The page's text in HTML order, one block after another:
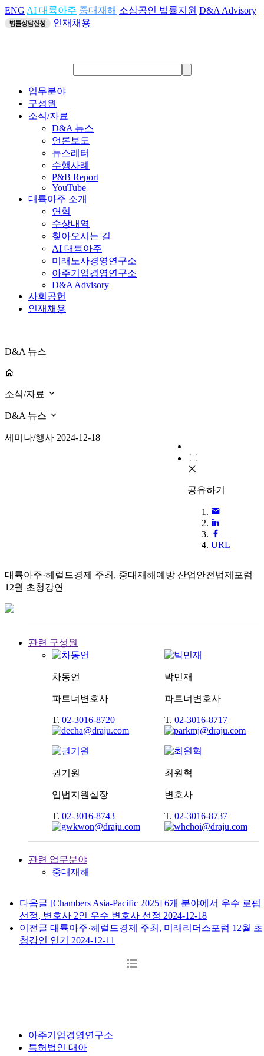
ENG AI 대륙아주 중대재해 소상공인 법률지원 D&A Advisory
인재채용
업무분야
구성원
소식/자료
D&A 뉴스
언론보도
뉴스레터
수행사례
P&B Report
YouTube
대륙아주 소개
연혁
수상내역
찾아오시는 길
AI 대륙아주
미래노사경영연구소
아주기업경영연구소
D&A Advisory
사회공헌
인재채용
D&A 뉴스
소식/자료
D&A 뉴스
세미나/행사 2024-12-18
공유하기
URL
대륙아주·헤럴드경제 주최, 중대재해예방 산업안전법제포럼
12월 초청강연
관련 구성원
차동언
파트너변호사
T. 02-3016-8720
박민재
파트너변호사
T. 02-3016-8717
권기원
입법지원실장
T. 02-3016-8743
최원혁
변호사
T. 02-3016-8737
관련 업무분야
중대재해
다음글 [Chambers Asia-Pacific 2025] 6개 분야에서 우수 로펌
선정, 변호사 2인 우수 변호사 선정 2024-12-18
이전글 대륙아주·헤럴드경제 주최, 미래리더스포럼 12월 초
청강연 연기
2024-12-11
아주기업경영연구소
특허법인 대아